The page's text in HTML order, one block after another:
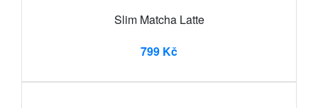
Slim Matcha Latte
799 Kč